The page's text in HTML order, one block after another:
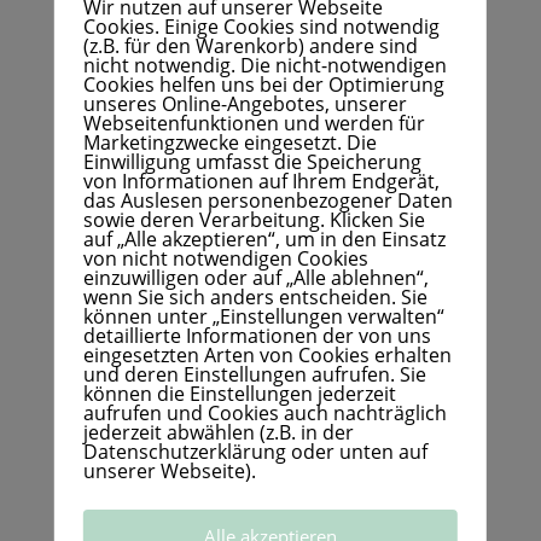
verändern,
Du wirst Dich verbunden fühlen und
auch Deine Beziehungen bekommen
eine ganz andere Qualität von Nähe
und Tiefe.
Wenn Du Dir auf diesem Weg Support
wünschst,
dann melde Dich gerne und wir können
schauen,
was für Dich ein stimmiger Weg sein
könnte.
Hier kannst Du direkt online einen
Termin buchen und
Wir nutzen auf unserer Webseite
Cookies. Einige Cookies sind notwendig
(z.B. für den Warenkorb) andere sind
nicht notwendig. Die nicht-notwendigen
Cookies helfen uns bei der Optimierung
unseres Online-Angebotes, unserer
Webseitenfunktionen und werden für
Marketingzwecke eingesetzt. Die
Einwilligung umfasst die Speicherung
von Informationen auf Ihrem Endgerät,
das Auslesen personenbezogener Daten
sowie deren Verarbeitung. Klicken Sie
auf „Alle akzeptieren“, um in den Einsatz
von nicht notwendigen Cookies
einzuwilligen oder auf „Alle ablehnen“,
wenn Sie sich anders entscheiden. Sie
können unter „Einstellungen verwalten“
detaillierte Informationen der von uns
eingesetzten Arten von Cookies erhalten
und deren Einstellungen aufrufen. Sie
können die Einstellungen jederzeit
aufrufen und Cookies auch nachträglich
jederzeit abwählen (z.B. in der
Datenschutzerklärung oder unten auf
unserer Webseite).
Alle akzeptieren